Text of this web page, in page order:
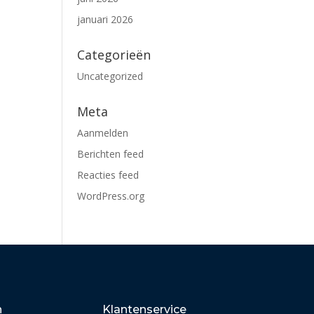
januari 2026
Categorieën
Uncategorized
Meta
Aanmelden
Berichten feed
Reacties feed
WordPress.org
Klantenservice